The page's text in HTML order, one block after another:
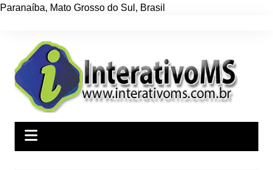
Paranaíba, Mato Grosso do Sul , Brasil
conteúdo